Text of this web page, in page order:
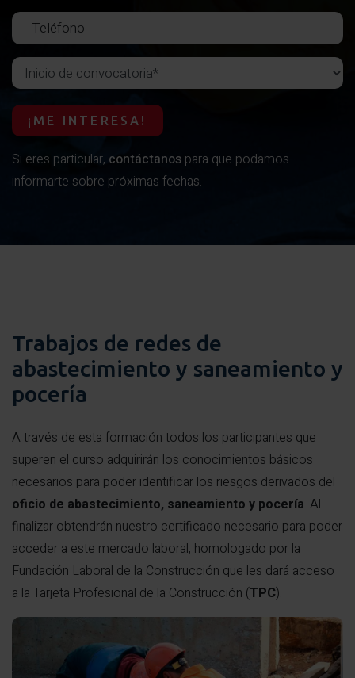
Inicio de convocatoria
¡ME INTERESA!
Si eres particular, contáctanos para que podamos
informarte sobre próximas fechas.
Trabajos de redes de
abastecimiento y saneamiento y
pocería
A través de esta formación todos los participantes que
superen el curso adquirirán los conocimientos básicos
necesarios para poder identificar los riesgos derivados del
oficio de abastecimiento, saneamiento y pocería. Al
finalizar obtendrán nuestro certificado necesario para poder
acceder a este mercado laboral, homologado por la
Fundación Laboral de la Construcción que les dará acceso
a la Tarjeta Profesional de la Construcción (TPC).